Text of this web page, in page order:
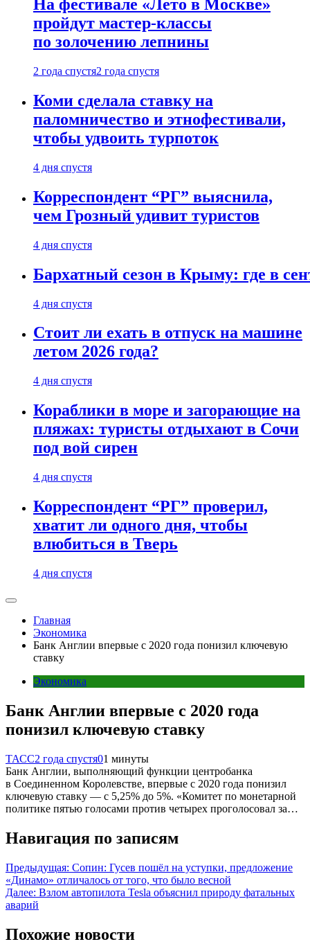
На фестивале «Лето в Москве»
пройдут мастер-классы
по золочению лепнины
2 года спустя2 года спустя
Коми сделала ставку на
паломничество и этнофестивали,
чтобы удвоить турпоток
4 дня спустя
Корреспондент “РГ” выяснила,
чем Грозный удивит туристов
4 дня спустя
Бархатный сезон в Крыму: где в
4 дня спустя
Стоит ли ехать в отпуск на машине
летом 2026 года?
4 дня спустя
Кораблики в море и загорающие на
пляжах: туристы отдыхают в Сочи
под вой сирен
4 дня спустя
Корреспондент “РГ” проверил,
хватит ли одного дня, чтобы
влюбиться в Тверь
4 дня спустя
Главная
Экономика
Банк Англии впервые с 2020 года понизил ключевую
ставку
Экономика
Банк Англии впервые с 2020 года
понизил ключевую ставку
ТАСС2 года спустя01 минуты
Банк Англии, выполняющий функции центробанка
в Соединенном Королевстве, впервые с 2020 года понизил
ключевую ставку — с 5,25% до 5%. «Комитет по монетарной
политике пятью голосами против четырех проголосовал за…
Навигация по записям
Предыдущая: Сопин: Гусев пошёл на уступки, предложение
«Динамо» отличалось от того, что было весной
Далее: Взлом автопилота Tesla объяснил природу фатальных
аварий
Похожие новости